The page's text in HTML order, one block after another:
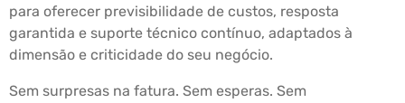
para oferecer previsibilidade de custos, resposta
garantida e suporte técnico contínuo, adaptados à
dimensão e criticidade do seu negócio.
Sem surpresas na fatura. Sem esperas. Sem